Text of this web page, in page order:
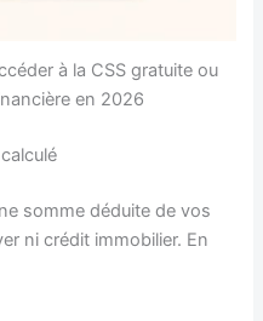
à la CSS gratuite ou
en 2026
somme déduite de vos
ni crédit immobilier. En